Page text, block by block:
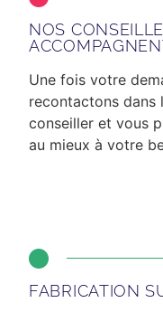
NOS
Une fois votre
recontactons dans
conseiller et vous
au mieux à votre
FABRICATION